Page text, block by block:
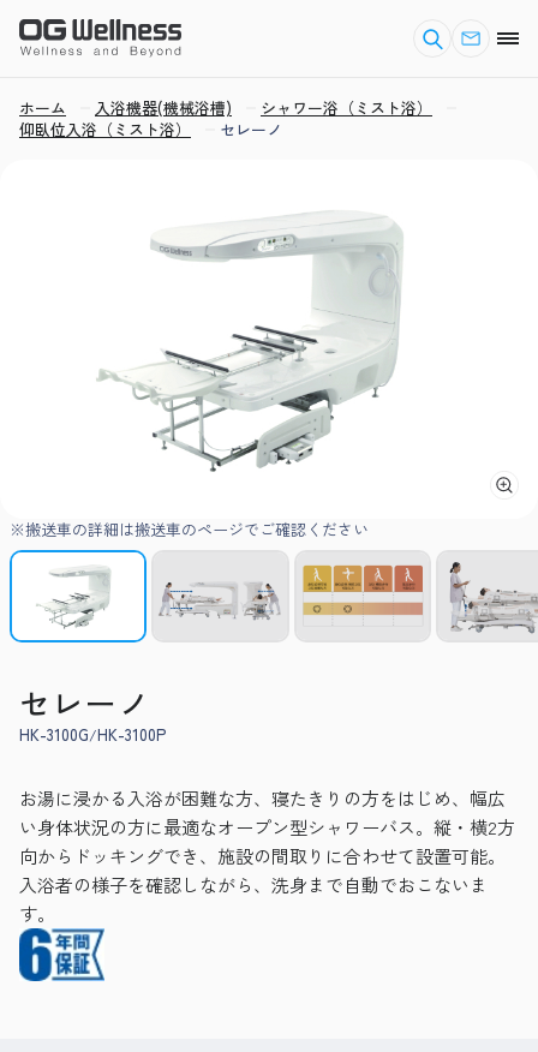
ホーム 入浴機器(機械浴槽)
シャワー浴（ミスト浴）
仰臥位入浴（ミスト浴）
セレーノ
※搬送車の詳細は搬送車のページでご確認ください
セレーノ
HK-3100G HK-3100P
お湯に浸かる入浴が困難な方、寝たきりの方をはじめ、幅広
い身体状況の方に最適なオープン型シャワーバス。縦・横2方
向からドッキングでき、施設の間取りに合わせて設置可能。
入浴者の様子を確認しながら、洗身まで自動でおこないま
す。